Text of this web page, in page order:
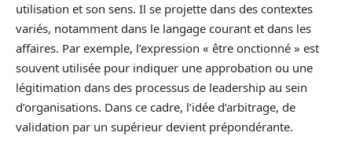
utilisation et son sens. Il se projette dans des contextes
variés, notamment dans le langage courant et dans les
affaires. Par exemple, l’expression « être onctionné » est
souvent utilisée pour indiquer une approbation ou une
légitimation dans des processus de leadership au sein
d’organisations. Dans ce cadre, l’idée d’arbitrage, de
validation par un supérieur devient prépondérante.